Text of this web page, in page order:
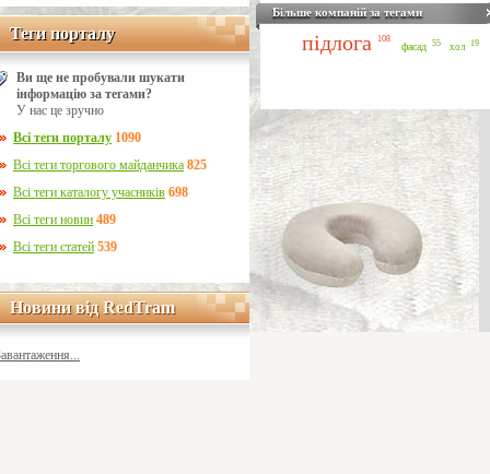
Теги порталу
Теги порталу
Ви ще не пробували шукати
інформацію за тегами?
У нас це зручно
Всі теги порталу 1090
Всі теги торгового майданчика 825
Всі теги каталогу учасників 698
Всі теги новин 489
Всі теги статей 539
Новини від RedTram
Новини від RedTram
Більше компаній за тегами
підлога 108
фасад 55 хол 19